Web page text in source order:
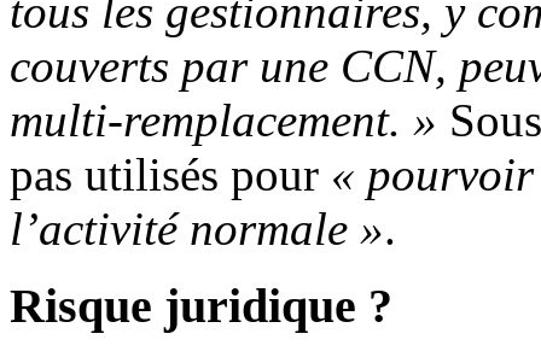
tous les gestionnaires, y
couverts par une CCN,
multi-remplacement. »
pas utilisés pour «
l’activité normale ».
Risque juridique ?